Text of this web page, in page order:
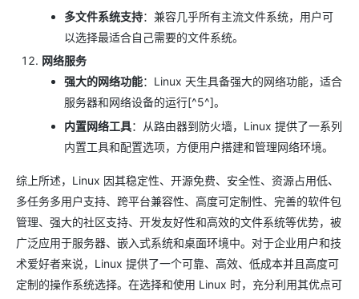
多文件系统支持：兼容几乎所有主流文件系统，用户可
以选择最适合自己需要的文件系统。
网络服务
强大的网络功能：Linux 天生具备强大的网络功能，适合
服务器和网络设备的运行[^5^]。
内置网络工具：从路由器到防火墙，Linux 提供了一系列
内置工具和配置选项，方便用户搭建和管理网络环境。
综上所述，Linux 因其稳定性、开源免费、安全性、资源占用低、
多任务多用户支持、跨平台兼容性、高度可定制性、完善的软件包
管理、强大的社区支持、开发友好性和高效的文件系统等优势，被
广泛应用于服务器、嵌入式系统和桌面环境中。对于企业用户和技
术爱好者来说，Linux 提供了一个可靠、高效、低成本并且高度可
定制的操作系统选择。在选择和使用 Linux 时，充分利用其优点可